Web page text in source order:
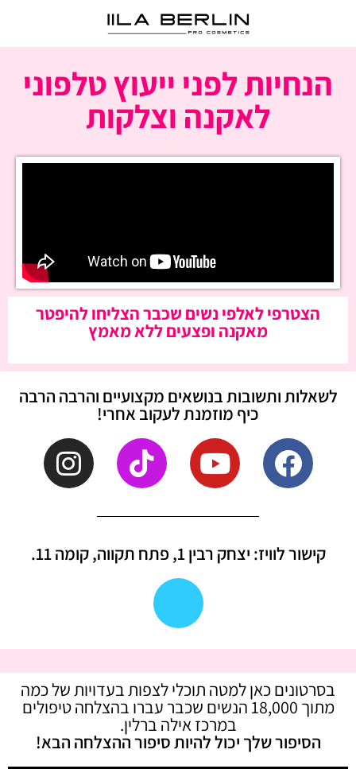
הנחיות לפני ייעוץ טלפוני
לאקנה וצלקות
הצטרפי לאלפי נשים שכבר הצליחו להיפטר
מאקנה ופצעים ללא מאמץ
לשאלות ותשובות בנושאים מקצועיים והרבה הרבה
כיף מוזמנת לעקוב אחרי!
קישור לוויז: יצחק רבין 1, פתח תקווה, קומה 11.
בסרטונים כאן למטה תוכלי לצפות בעדויות של כמה
מתוך 18,000 הנשים שכבר עברו בהצלחה טיפולים
במרכז אילה ברלין.
הסיפור שלך יכול להיות סיפור ההצלחה הבא!